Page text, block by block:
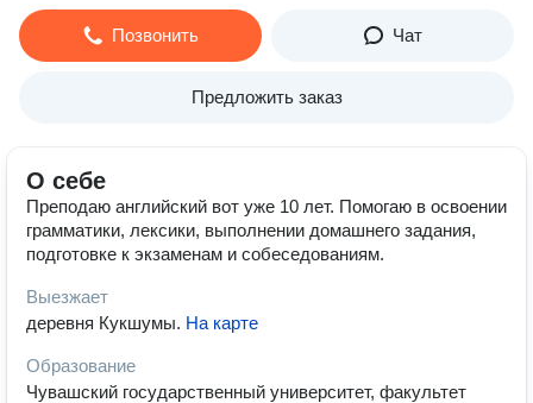
Позвонить Чат
Предложить заказ
О себе
Преподаю английский вот уже 10 лет. Помогаю в освоении
грамматики, лексики, выполнении домашнего задания,
подготовке к экзаменам и собеседованиям.
Выезжает
деревня Кукшумы. На карте
Образование
Чувашский государственный университет, факультет